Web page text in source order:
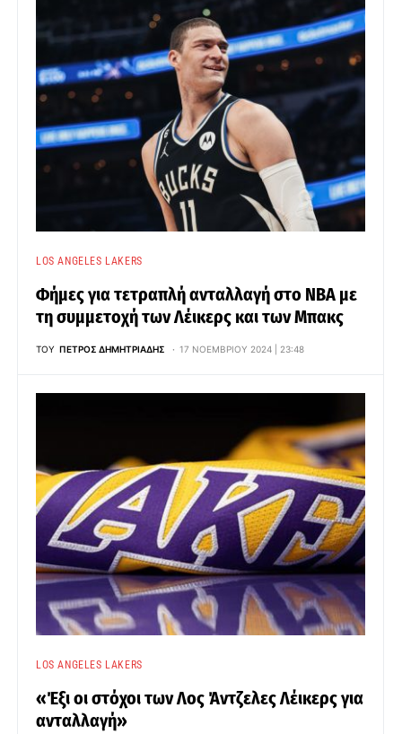
LOS ANGELES LAKERS
Φήμες για τετραπλή ανταλλαγή στο ΝΒΑ με
τη συμμετοχή των Λέικερς και των Μπακς
ΤΟΥ ΠΈΤΡΟΣ ΔΗΜΗΤΡΙΆΔΗΣ 17 ΝΟΕΜΒΡΊΟΥ 2024 | 23:48
LOS ANGELES LAKERS
«Έξι οι στόχοι των Λος Άντζελες Λέικερς για
ανταλλαγή»